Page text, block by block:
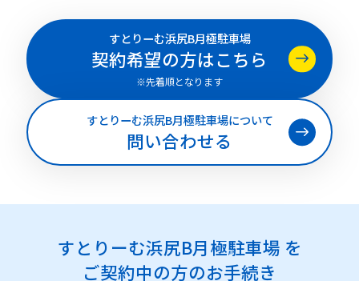
すとりーむ浜尻B月極駐車場
契約希望の方はこちら
※先着順となります
すとりーむ浜尻B月極駐車場について
問い合わせる
すとりーむ浜尻B月極駐車場 を
ご契約中の方のお手続き